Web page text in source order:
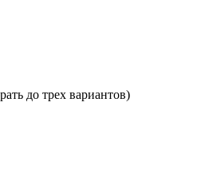
до трех вариантов)